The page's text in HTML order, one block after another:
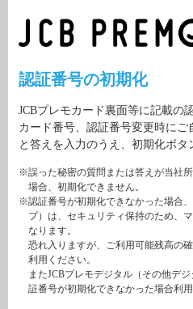
認証番号の初期化
JCBプレモカード裏面等に記載の
カード番号、認証番号変更時にご
と答えを入力のうえ、初期化ボタ
※誤った秘密の質問または答えが当社
場合、初期化できません。
※認証番号が初期化できなかった場合
プ）は、セキュリティ保持のため、
なります。
恐れ入りますが、ご利用可能残高の
利用ください。
またJCBプレモデジタル（その他デ
証番号が初期化できなかった場合利用